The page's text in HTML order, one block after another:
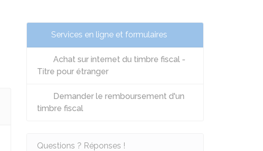
Services en ligne et formulaires
Achat sur internet du timbre fiscal -
Titre pour étranger
Demander le remboursement d'un
timbre fiscal
Questions ? Réponses !